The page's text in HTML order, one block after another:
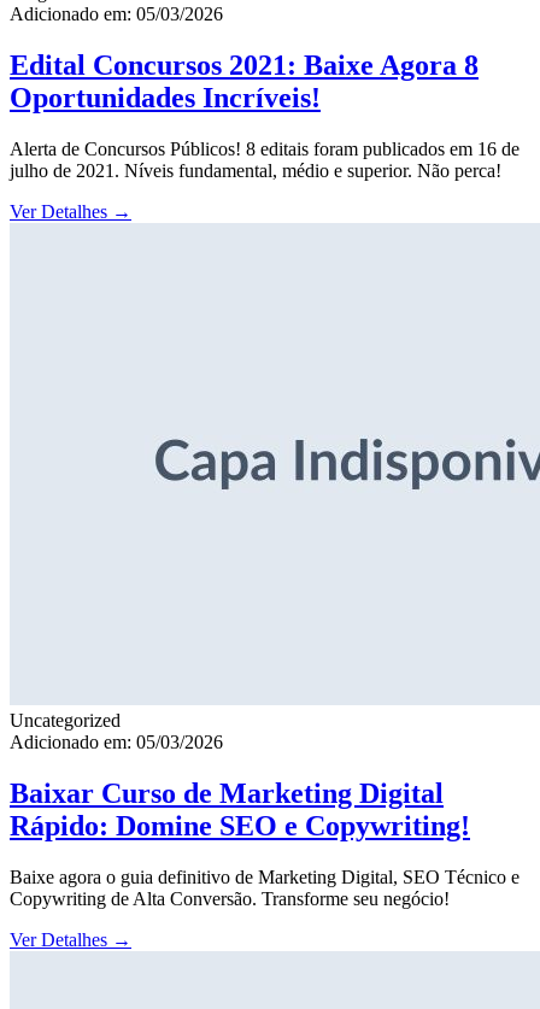
Adicionado em: 05/03/2026
Edital Concursos 2021: Baixe Agora 8
Oportunidades Incríveis!
Alerta de Concursos Públicos! 8 editais foram publicados em 16 de
julho de 2021. Níveis fundamental, médio e superior. Não perca!
Ver Detalhes →
Uncategorized
Adicionado em: 05/03/2026
Baixar Curso de Marketing Digital
Rápido: Domine SEO e Copywriting!
Baixe agora o guia definitivo de Marketing Digital, SEO Técnico e
Copywriting de Alta Conversão. Transforme seu negócio!
Ver Detalhes →